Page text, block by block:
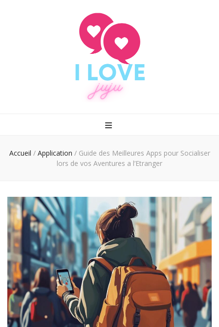
I love juju
Accueil / Application / Guide des Meilleures Apps pour Socialiser
lors de vos Aventures a l’Etranger